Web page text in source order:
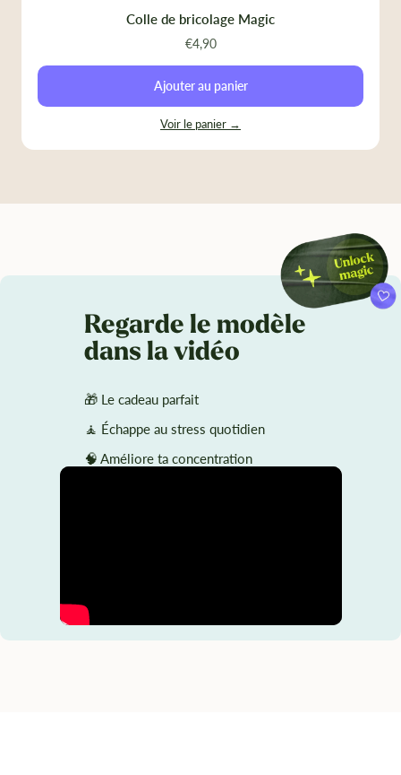
Colle de bricolage Magic
€4,90
Ajouter au panier
Voir le panier →
Regarde le modèle
dans la vidéo
🎁 Le cadeau parfait
🧘 Échappe au stress quotidien
🧠 Améliore ta concentration